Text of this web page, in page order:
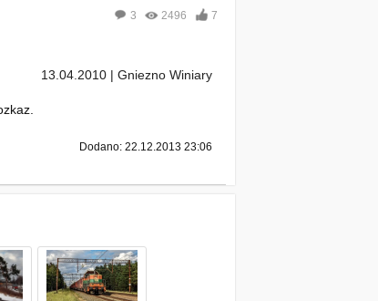
3 2496 7
13.04.2010 | Gniezno Winiary
Dodano: 22.12.2013 23:06